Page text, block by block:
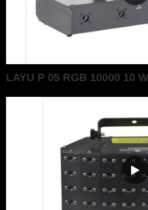
LAYU P 05 RGB 10000 10